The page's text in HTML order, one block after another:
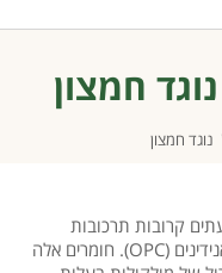
חמצון
נוגד חמצון
קרובות תרכובות
פוליפנוליות דוגמת פלבונואידים ופרואנטוציאנידינים (OPC). חומרים אלה